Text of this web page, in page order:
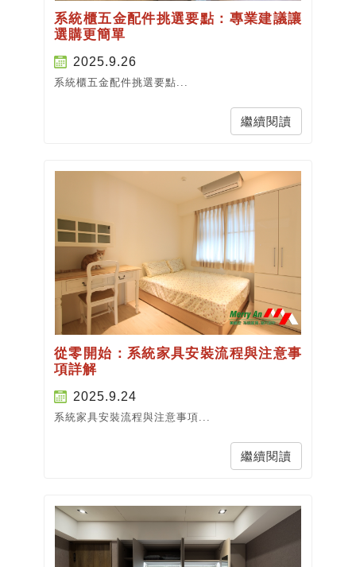
系統櫃五金配件挑選要點：專業建議讓
選購更簡單
2025.9.26
系統櫃五金配件挑選要點...
繼續閱讀
從零開始：系統家具安裝流程與注意事
項詳解
2025.9.24
系統家具安裝流程與注意事項...
繼續閱讀